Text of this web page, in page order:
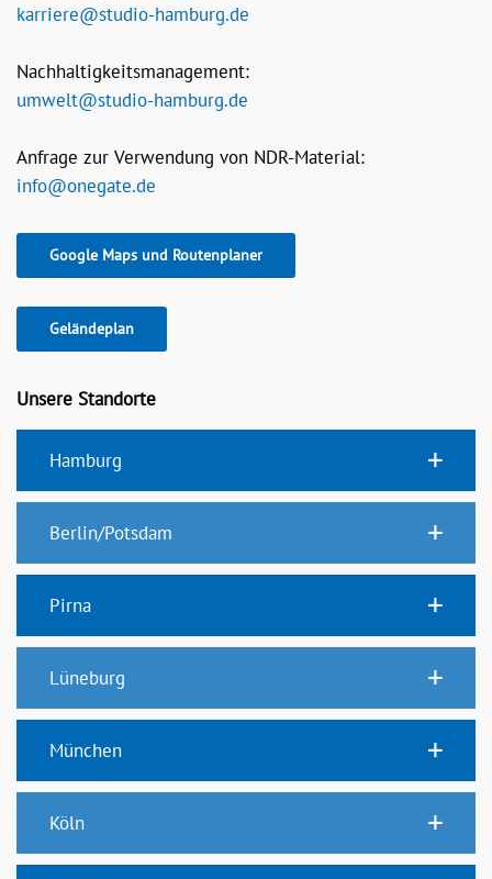
karriere@studio-hamburg.de
Nachhaltigkeitsmanagement:
umwelt@studio-hamburg.de
Anfrage zur Verwendung von NDR-Material:
info@onegate.de
Google Maps und Routenplaner
Geländeplan
Unsere Standorte
Hamburg
Berlin/Potsdam
Pirna
Lüneburg
München
Köln